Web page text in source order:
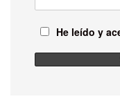
He leído y